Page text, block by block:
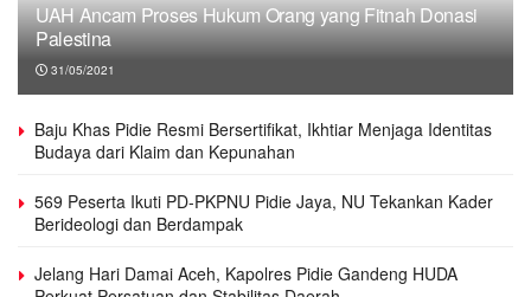
UAH Ancam Proses Hukum Orang yang Fitnah Donasi
Palestina
31/05/2021
Baju Khas Pidie Resmi Bersertifikat, Ikhtiar Menjaga Identitas
Budaya dari Klaim dan Kepunahan
569 Peserta Ikuti PD-PKPNU Pidie Jaya, NU Tekankan Kader
Berideologi dan Berdampak
Jelang Hari Damai Aceh, Kapolres Pidie Gandeng HUDA